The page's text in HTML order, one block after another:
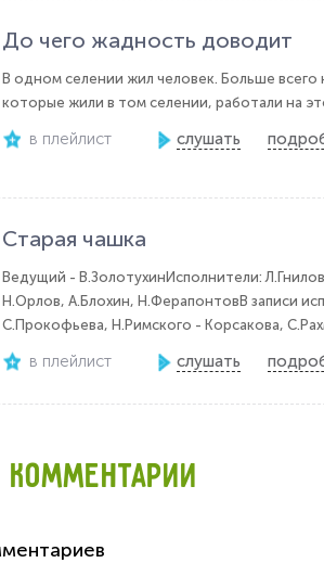
До чего жадность доводит
В одном селении жил человек. Больше
которые жили в том селении, работали на
в плейлист слушать
Старая чашка
Ведущий - В.ЗолотухинИсполнители:
Н.Орлов, А.Блохин, Н.ФерапонтовВ записи
С.Прокофьева, Н.Римского - Корсакова,
в плейлист слушать